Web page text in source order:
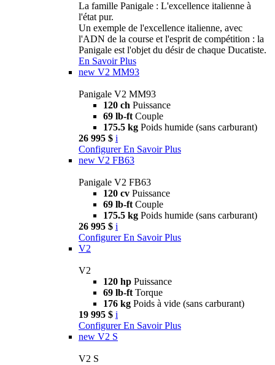
La famille Panigale : L'excellence italienne à
l'état pur.
Un exemple de l'excellence italienne, avec
l'ADN de la course et l'esprit de compétition : la
Panigale est l'objet du désir de chaque Ducatiste.
En Savoir Plus
new V2 MM93
Panigale V2 MM93
120 ch Puissance
69 lb-ft Couple
175.5 kg Poids humide (sans carburant)
26 995 $ i
Configurer En Savoir Plus
new V2 FB63
Panigale V2 FB63
120 cv Puissance
69 lb-ft Couple
175.5 kg Poids humide (sans carburant)
26 995 $ i
Configurer En Savoir Plus
V2
V2
120 hp Puissance
69 lb-ft Torque
176 kg Poids à vide (sans carburant)
19 995 $ i
Configurer En Savoir Plus
new V2 S
V2 S